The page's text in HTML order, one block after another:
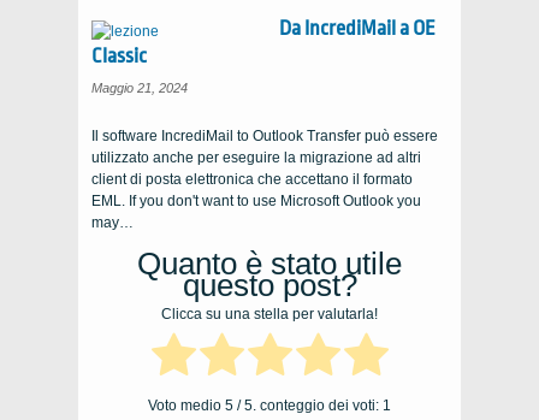
Da IncrediMail a OE
Classic
Maggio 21, 2024
Il software IncrediMail to Outlook Transfer può essere
utilizzato anche per eseguire la migrazione ad altri
client di posta elettronica che accettano il formato
EML. If you don't want to use Microsoft Outlook you
may
Quanto è stato utile
questo post?
Clicca su una stella per valutarla!
Voto medio 5 / 5. conteggio dei voti: 1